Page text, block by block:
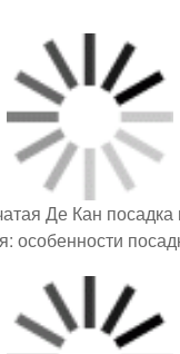
Де Кан
особенности